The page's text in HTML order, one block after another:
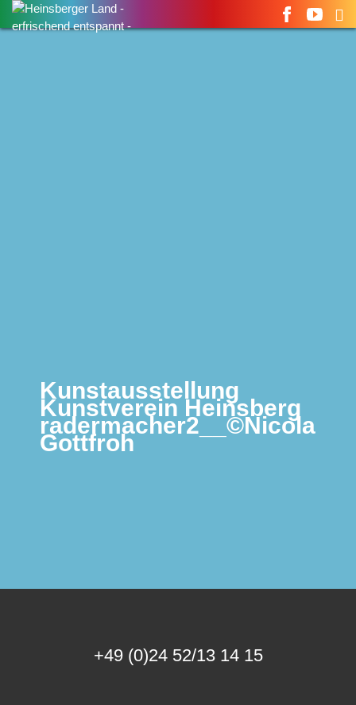
Suchen
nach:
Kunstausstellung
Kunstverein Heinsberg
radermacher2__©Nicola
Gottfroh
+49 (0)24 52/13 14 15